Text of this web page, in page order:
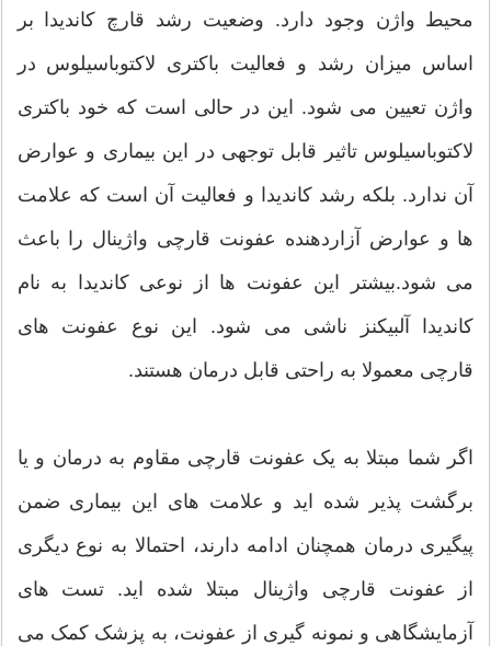
محیط واژن وجود دارد. وضعیت رشد قارچ کاندیدا بر
اساس میزان رشد و فعالیت باکتری لاکتوباسیلوس در
واژن تعیین می شود. این در حالی است که خود باکتری
لاکتوباسیلوس تاثیر قابل توجهی در این بیماری و عوارض
آن ندارد. بلکه رشد کاندیدا و فعالیت آن است که علامت
ها و عوارض آزاردهنده عفونت قارچی واژینال را باعث
می شود.بیشتر این عفونت ها از نوعی کاندیدا به نام
کاندیدا آلبیکنز ناشی می شود. این نوع عفونت های
قارچی معمولا به راحتی قابل درمان هستند.
اگر شما مبتلا به یک عفونت قارچی مقاوم به درمان و یا
برگشت پذیر شده اید و علامت های این بیماری ضمن
پیگیری درمان همچنان ادامه دارند، احتمالا به نوع دیگری
از عفونت قارچی واژینال مبتلا شده اید. تست های
آزمایشگاهی و نمونه گیری از عفونت، به پزشک کمک می